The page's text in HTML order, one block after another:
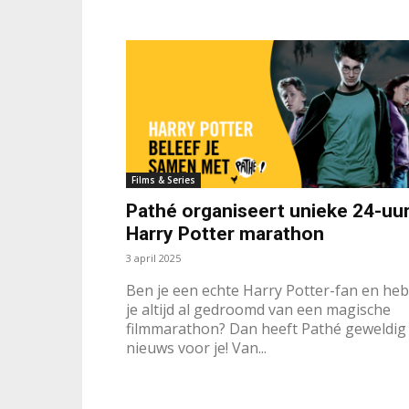
Films & Series
Pathé organiseert unieke 24-
Harry Potter marathon
3 april 2025
Ben je een echte Harry Potter-fan en heb
je altijd al gedroomd van een magische
filmmarathon? Dan heeft Pathé geweldig
nieuws voor je! Van...